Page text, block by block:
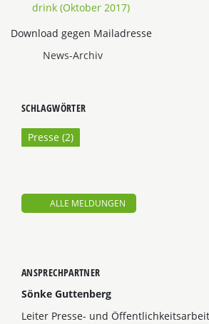
drink (Oktober 2017)
Download gegen Mailadresse
News-Archiv
SCHLAGWÖRTER
Presse (2)
ALLE MELDUNGEN
ANSPRECHPARTNER
Sönke Guttenberg
Leiter Presse- und Öffentlichkeitsarbeit